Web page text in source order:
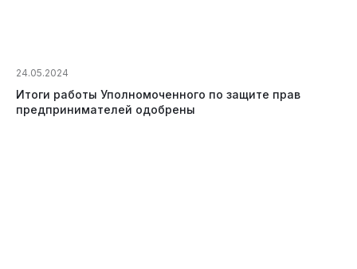
24.05.2024
Итоги работы Уполномоченного по защите прав
предпринимателей одобрены